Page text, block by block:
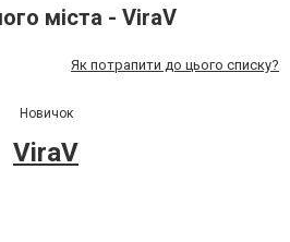
міста - ViraV
Як потрапити до цього списку?
Новичок
ViraV